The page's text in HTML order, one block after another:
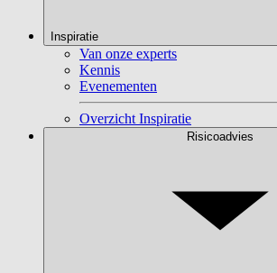
Inspiratie
Van onze experts
Kennis
Evenementen
Overzicht Inspiratie
Risicoadvies